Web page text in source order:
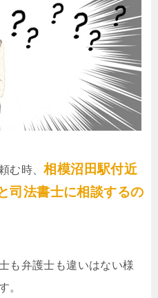
む時、相模沼田駅付近
司法書士に相談するの
も弁護士も違いはない様
。